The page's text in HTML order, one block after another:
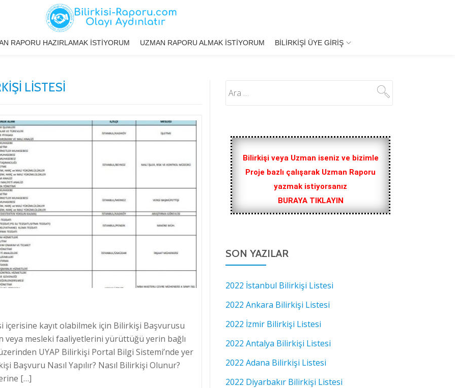
RAPORU HAZIRLAMAK İSTIYORUM UZMAN RAPORU ALMAK İSTIYORUM BILIRKIŞI ÜYE GIRIŞ
LISTESI
kayıt olabilmek için Bilirkişi Başvurusu
veya mesleki faaliyetlerini yürüttüğü yerin bağlı
UYAP Bilirkişi Portal Bilgi Sistemi’nde yer
Başvuru Nasıl Yapılır? Nasıl Bilirkişi Olunur?
[…]
Bilirkişi veya Uzman iseniz ve bizimle
Proje bazlı çalışarak Uzman Raporu
yazmak istiyorsanız
BURAYA TIKLAYIN
SON YAZILAR
2022 İstanbul Bilirkişi Listesi
2022 Ankara Bilirkişi Listesi
2022 İzmir Bilirkişi Listesi
2022 Antalya Bilirkişi Listesi
2022 Adana Bilirkişi Listesi
2022 Diyarbakır Bilirkişi Listesi